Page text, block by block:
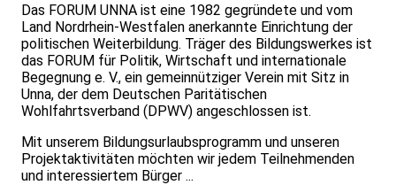
Das FORUM UNNA ist eine 1982 gegründete und vom
Land Nordrhein-Westfalen anerkannte Einrichtung der
politischen Weiterbildung. Träger des Bildungswerkes ist
das FORUM für Politik, Wirtschaft und internationale
Begegnung e. V., ein gemeinnütziger Verein mit Sitz in
Unna, der dem Deutschen Paritätischen
Wohlfahrtsverband (DPWV) angeschlossen ist.
Mit unserem Bildungsurlaubsprogramm und unseren
Projektaktivitäten möchten wir jedem Teilnehmenden
und interessiertem Bürger ...